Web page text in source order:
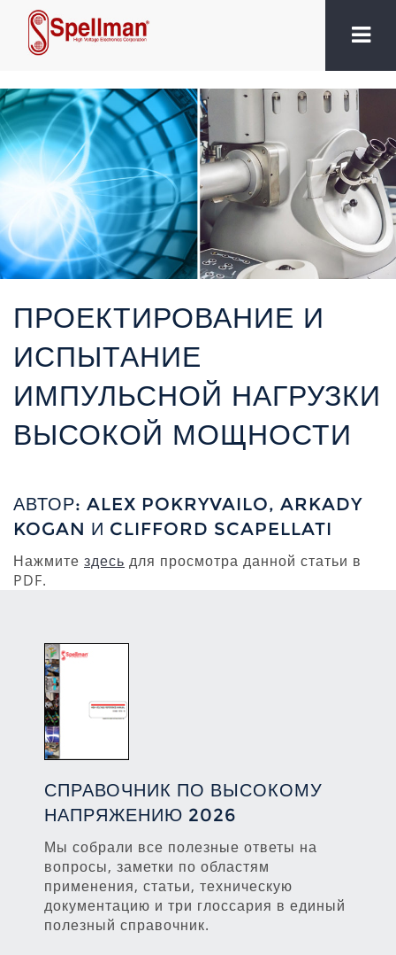
ПРОЕКТИРОВАНИЕ И
ИСПЫТАНИЕ
ИМПУЛЬСНОЙ НАГРУЗКИ
ВЫСОКОЙ МОЩНОСТИ
АВТОР: ALEX POKRYVAILO, ARKADY
KOGAN И CLIFFORD SCAPELLATI
Нажмите здесь для просмотра данной статьи в
PDF.
СПРАВОЧНИК ПО ВЫСОКОМУ
НАПРЯЖЕНИЮ 2026
Мы собрали все полезные ответы на
вопросы, заметки по областям
применения, статьи, техническую
документацию и три глоссария в единый
полезный справочник.